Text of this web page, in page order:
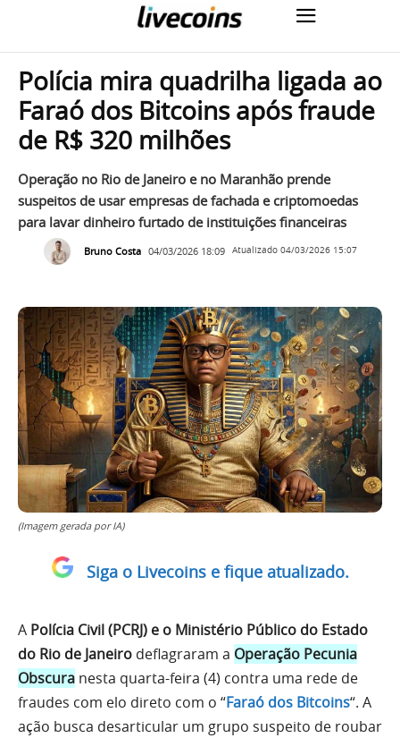
Polícia mira quadrilha ligada ao
Faraó dos Bitcoins após fraude
de R$ 320 milhões
Operação no Rio de Janeiro e no Maranhão prende
suspeitos de usar empresas de fachada e criptomoedas
para lavar dinheiro furtado de instituições financeiras
Bruno Costa 04/03/2026 18:09 Atualizado 04/03/2026 15:07
(Imagem gerada por IA)
Siga o Livecoins e fique atualizado.
A Polícia Civil (PCRJ) e o Ministério Público do Estado
do Rio de Janeiro deflagraram a Operação Pecunia
Obscura nesta quarta-feira (4) contra uma rede de
fraudes com elo direto com o “Faraó dos Bitcoins“. A
ação busca desarticular um grupo suspeito de roubar